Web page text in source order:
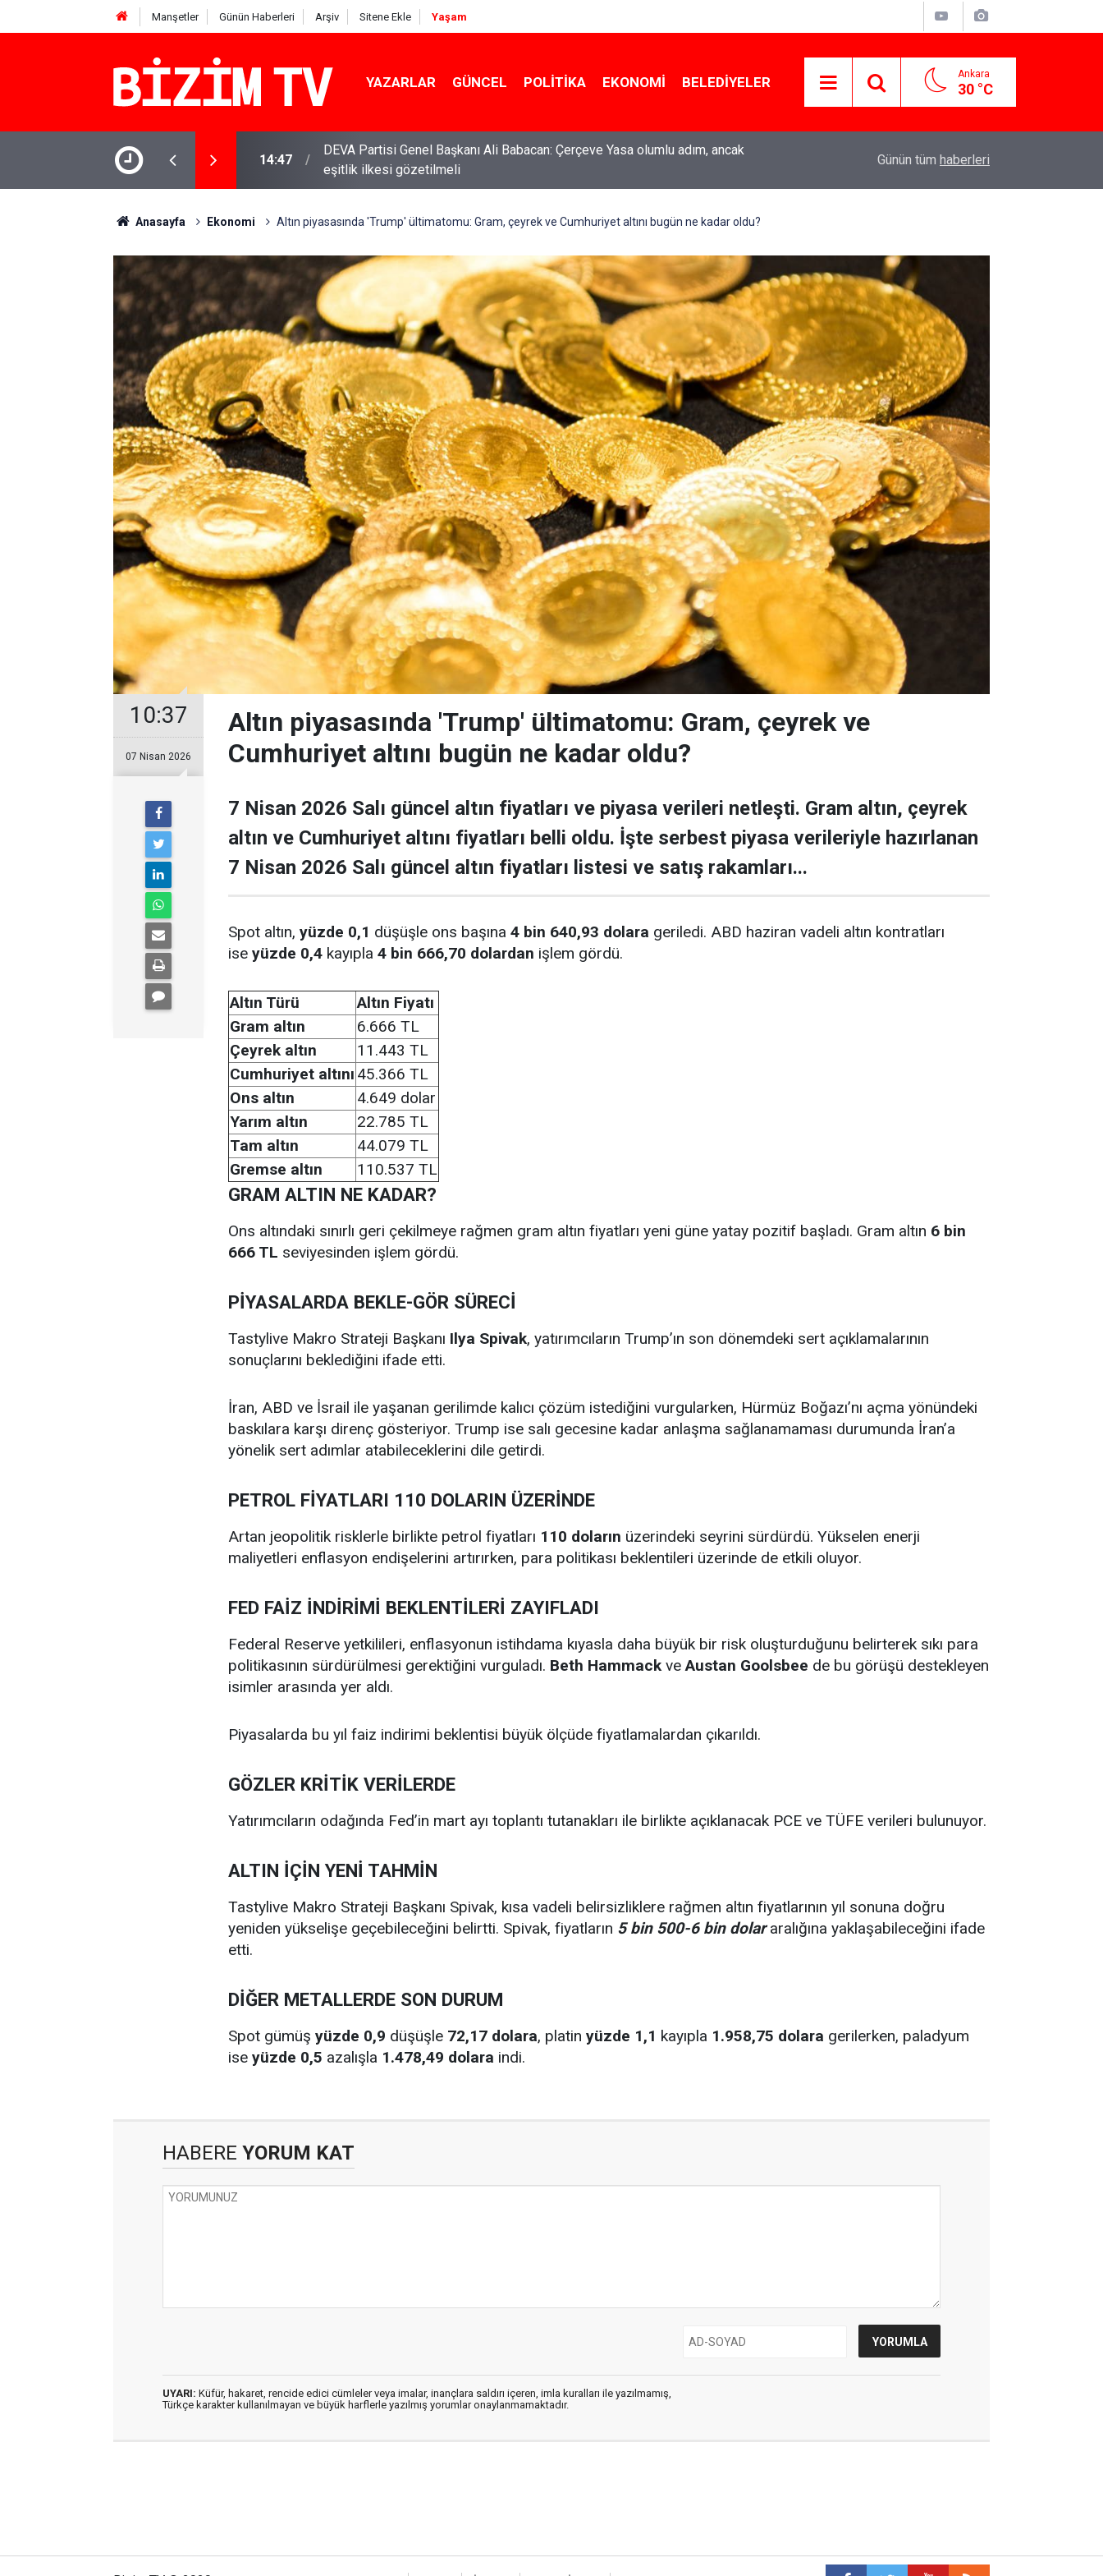
Manşetler Günün Haberleri Arşiv Sitene Ekle Yaşam
YAZARLAR GÜNCEL POLITIKA EKONOMI BELEDIYELER Ankara
30 °C
Çerçeve Yasa olumlu adım, ancak
11:51
YENİ Parti Genel Başkanı Özgür Özel: “Şehit ailelerinin, gazilerin yanına
varamayacağımız, gözüne bakamayacağımız işlerin içinde olmayız”
operasyon geliyor!
Günün tüm haberleri
Anasayfa Ekonomi Altın piyasasında 'Trump' ültimatomu: Gram, çeyrek ve Cumhuriyet altını bugün ne kadar oldu?
10:37
07 Nisan 2026
Altın piyasasında 'Trump' ültimatomu: Gram, çeyrek ve
Cumhuriyet altını bugün ne kadar oldu?
7 Nisan 2026 Salı güncel altın fiyatları ve piyasa verileri netleşti. Gram altın, çeyrek
altın ve Cumhuriyet altını fiyatları belli oldu. İşte serbest piyasa verileriyle hazırlanan
7 Nisan 2026 Salı güncel altın fiyatları listesi ve satış rakamları...
Spot altın, yüzde 0,1 düşüşle ons başına 4 bin 640,93 dolara geriledi. ABD haziran vadeli altın kontratları
ise yüzde 0,4 kayıpla 4 bin 666,70 dolardan işlem gördü.
Altın Türü
Altın Fiyatı
Gram altın
6.666 TL
Çeyrek altın
11.443 TL
Cumhuriyet altını 45.366 TL
Ons altın
4.649 dolar
Yarım altın
22.785 TL
Tam altın
44.079 TL
Gremse altın
110.537 TL
GRAM ALTIN NE KADAR?
Ons altındaki sınırlı geri çekilmeye rağmen gram altın fiyatları yeni güne yatay pozitif başladı. Gram altın 6 bin
666 TL seviyesinden işlem gördü.
PİYASALARDA BEKLE-GÖR SÜRECİ
Tastylive Makro Strateji Başkanı Ilya Spivak, yatırımcıların Trump’ın son dönemdeki sert açıklamalarının
sonuçlarını beklediğini ifade etti.
İran, ABD ve İsrail ile yaşanan gerilimde kalıcı çözüm istediğini vurgularken, Hürmüz Boğazı’nı açma yönündeki
baskılara karşı direnç gösteriyor. Trump ise salı gecesine kadar anlaşma sağlanamaması durumunda İran’a
yönelik sert adımlar atabileceklerini dile getirdi.
PETROL FİYATLARI 110 DOLARIN ÜZERİNDE
Artan jeopolitik risklerle birlikte petrol fiyatları 110 doların üzerindeki seyrini sürdürdü. Yükselen enerji
maliyetleri enflasyon endişelerini artırırken, para politikası beklentileri üzerinde de etkili oluyor.
FED FAİZ İNDİRİMİ BEKLENTİLERİ ZAYIFLADI
Federal Reserve yetkilileri, enflasyonun istihdama kıyasla daha büyük bir risk oluşturduğunu belirterek sıkı para
politikasının sürdürülmesi gerektiğini vurguladı. Beth HammackveAustan Goolsbee de bu görüşü destekleyen
isimler arasında yer aldı.
Piyasalarda bu yıl faiz indirimi beklentisi büyük ölçüde fiyatlamalardan çıkarıldı.
GÖZLER KRİTİK VERİLERDE
Yatırımcıların odağında Fed’in mart ayı toplantı tutanakları ile birlikte açıklanacak PCE ve TÜFE verileri bulunuyor.
ALTIN İÇİN YENİ TAHMİN
Tastylive Makro Strateji Başkanı Spivak, kısa vadeli belirsizliklere rağmen altın fiyatlarının yıl sonuna doğru
yeniden yükselişe geçebileceğini belirtti. Spivak, fiyatların 5 bin 500-6 bin dolararalığına yaklaşabileceğini ifade
etti.
DİĞER METALLERDE SON DURUM
Spot gümüş yüzde 0,9 düşüşle 72,17 dolara, platin yüzde 1,1 kayıpla 1.958,75 dolara gerilerken, paladyum
ise yüzde 0,5 azalışla 1.478,49 dolara indi.
HABERE YORUM KAT
UYARI: Küfür, hakaret, rencide edici cümleler veya imalar, inançlara saldırı içeren, imla kuralları ile yazılmamış,
Türkçe karakter kullanılmayan ve büyük harflerle yazılmış yorumlar onaylanmamaktadır.